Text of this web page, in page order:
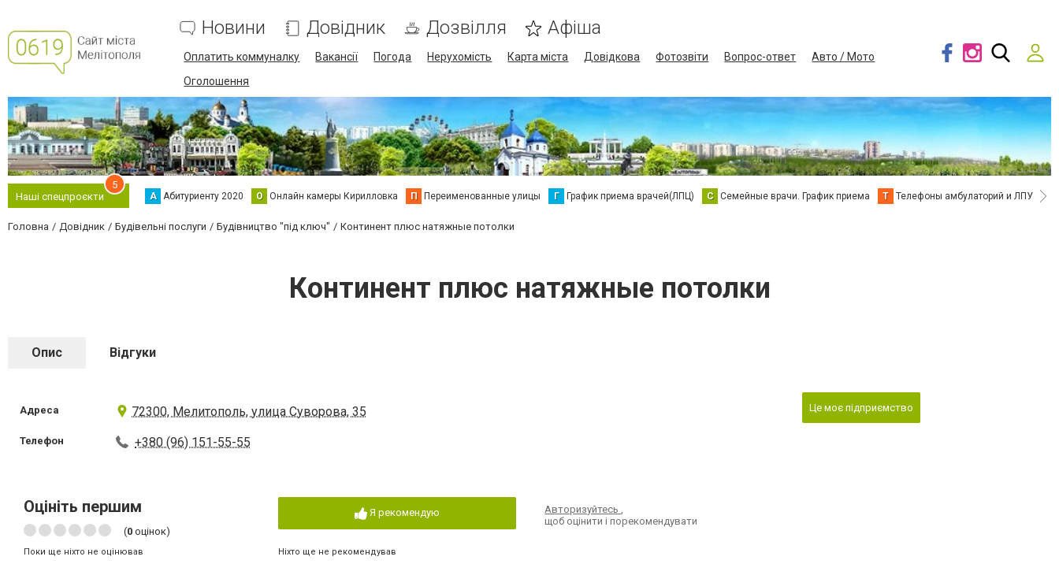
Новини Довідник Дозвілля Афіша
Оплатить коммуналку Вакансії Погода Нерухомість Карта міста Довідкова Фотозвіти Вопрос-ответ
Авто / Мото
Оголошення
Наші спецпроєкти
5
А Абитуриенту 2020 О Онлайн камеры Кирилловка П Переименованные улицы Г График приема врачей(ЛПЦ) С Семейные врачи. График приема Т Телефоны амбулаторий и ЛПУ В
Головна Довідник Будівельні послуги Будівництво "під ключ" Континент плюс натяжные потолки
Континент плюс натяжные потолки
Опис Відгуки
Адреса 72300, Мелитополь, улица Суворова, 35
Телефон +380 (96) 151-55-55
Оцініть першим
(0 оцінок)
Поки ще ніхто не оцінював
Я рекомендую
Ніхто ще не рекомендував
Авторизуйтесь,
щоб оцінити і порекомендувати
Це моє підприємство